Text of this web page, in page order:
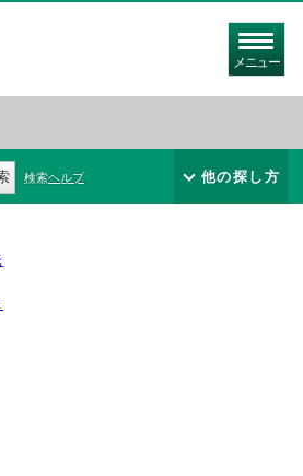
メニュー
検索ヘルプ 他の探し方